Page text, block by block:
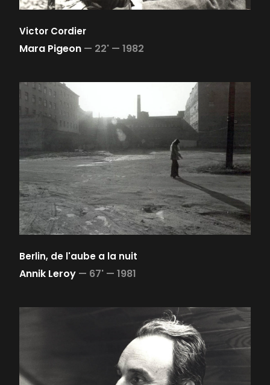
Victor Cordier
Mara Pigeon — 22' — 1982
Berlin, de l'aube a la nuit
Annik Leroy — 67' — 1981